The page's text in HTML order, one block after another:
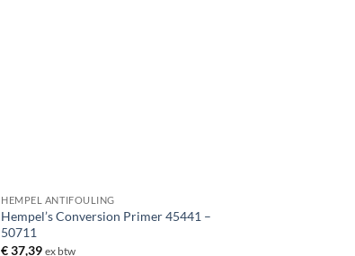
HEMPEL ANTIFOULING
Hempel’s Conversion Primer 45441 –
50711
€37,39 ex btw